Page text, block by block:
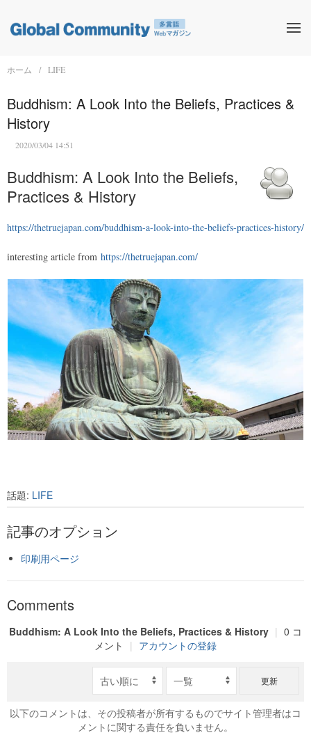
ホーム LIFE
Buddhism: A Look Into the Beliefs, Practices &
History
2020/03/04 14:51
Buddhism: A Look Into the Beliefs,
Practices & History
https://thetruejapan.com/buddhism-a-look-into-the-beliefs-practices-history/
interesting article from https://thetruejapan.com/
話題: LIFE
記事のオプション
印刷用ページ
Comments
Buddhism: A Look Into the Beliefs, Practices & History | 0 コ
メント
| アカウントの登録
更新
以下のコメントは、その投稿者が所有するものでサイト管理者はコ
メントに関する責任を負いません。